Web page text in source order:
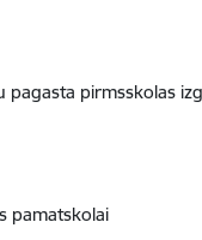
pirmsskolas
pamatskolai